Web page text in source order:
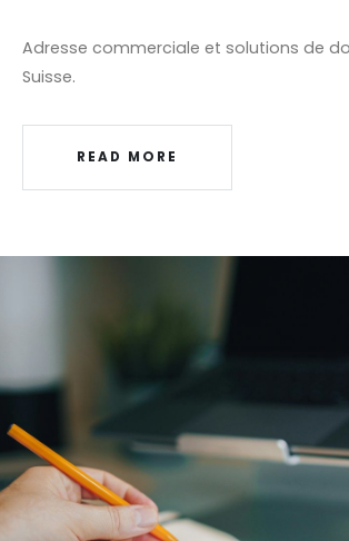
Adresse commerciale et solutions de
Suisse.
READ MORE